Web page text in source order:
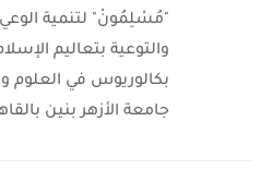
"مُسْلِمُونْ" لتنمية
والتوعية بتعاليم
بكالوريوس في العلوم
جامعة الأزهر بنين